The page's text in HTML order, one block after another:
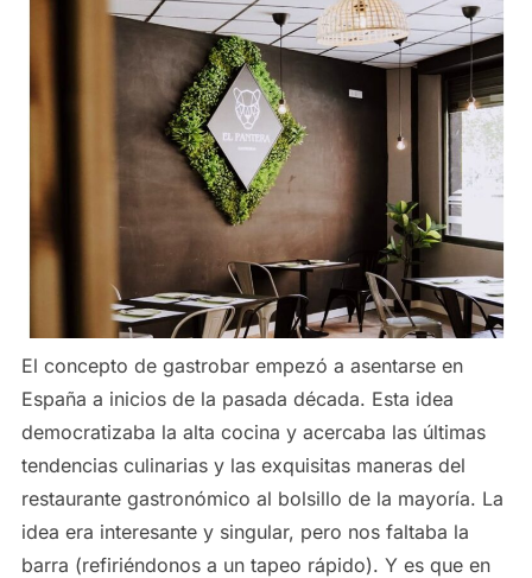
El concepto de gastrobar empezó a asentarse en
España a inicios de la pasada década. Esta idea
democratizaba la alta cocina y acercaba las últimas
tendencias culinarias y las exquisitas maneras del
restaurante gastronómico al bolsillo de la mayoría. La
idea era interesante y singular, pero nos faltaba la
barra (refiriéndonos a un tapeo rápido). Y es que en